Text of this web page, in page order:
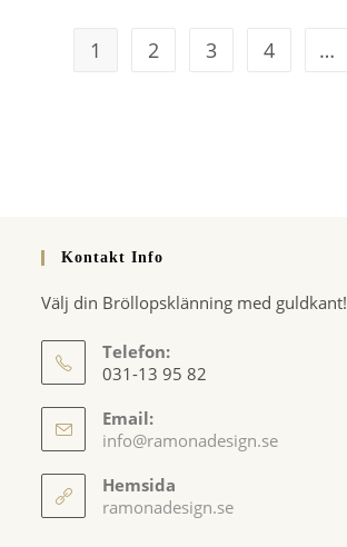
1 2 3 4 …
Kontakt Info
Välj din Bröllopsklänning med guldkant!
Telefon:
031-13 95 82
Email:
info@ramonadesign.seOpens
Hemsida
ramonadesign.se